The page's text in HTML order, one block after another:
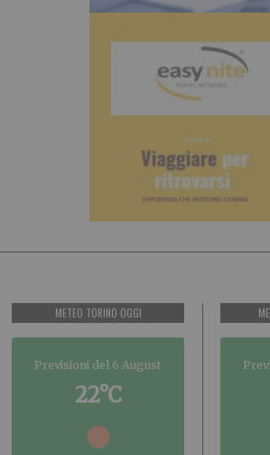
METEO TORINO OGGI
Previsioni del 6 August
22°C